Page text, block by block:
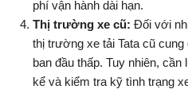
phí vận hành dài hạn.
Thị trường xe cũ: Đối với
thị trường xe tải Tata cũ
ban đầu thấp. Tuy nhiên,
kể và kiểm tra kỹ tình trạng